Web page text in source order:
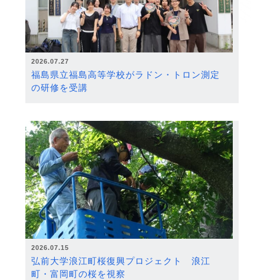
2026.07.27
福島県立福島高等学校がラドン・トロン測定
の研修を受講
2026.07.15
弘前大学浪江町桜復興プロジェクト 浪江
町・富岡町の桜を視察